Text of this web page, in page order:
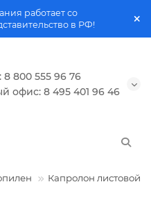
работает со
в РФ!
800 555 96 76
офис: 8 495 401 96 46
Капролон листовой